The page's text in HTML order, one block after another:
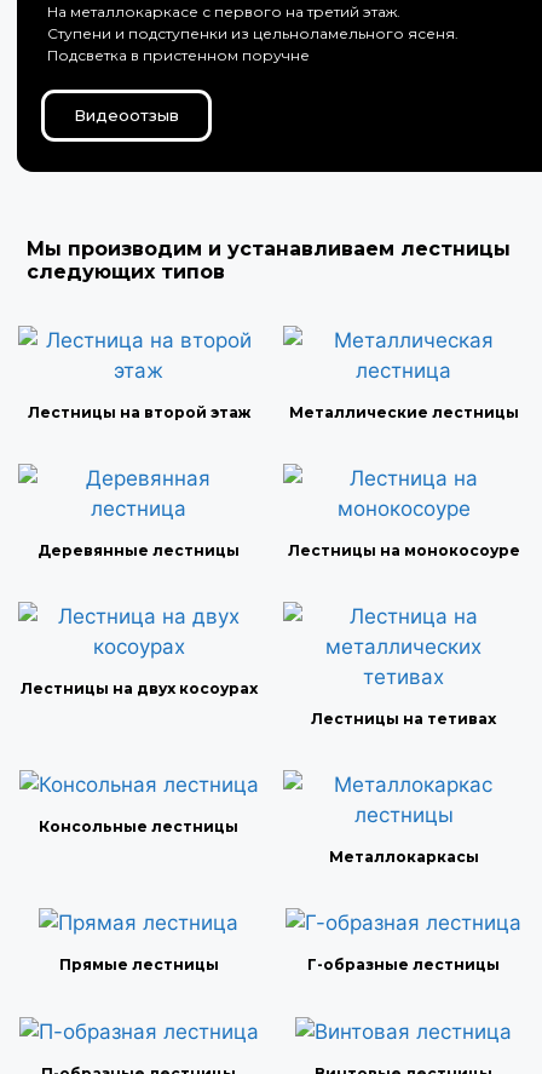
На металлокаркасе с первого на третий этаж.
Ступени и подступенки из цельноламельного ясеня.
Подсветка в пристенном поручне
Видеоотзыв
Мы производим и устанавливаем лестницы
следующих типов
Лестницы на второй этаж Металлические лестницы
Деревянные лестницы Лестницы на монокосоуре
Лестницы на двух косоурах
Лестницы на тетивах
Консольные лестницы
Металлокаркасы
Прямые лестницы Г-образные лестницы